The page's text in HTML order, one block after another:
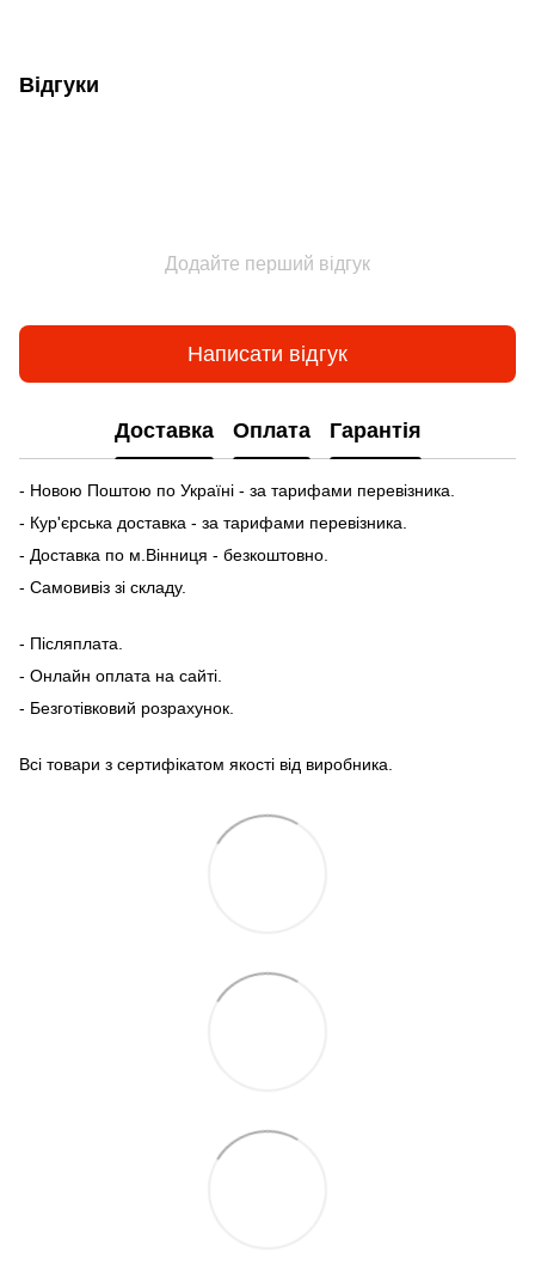
Відгуки
Додайте перший відгук
Написати відгук
Доставка Оплата Гарантія
- Новою Поштою по Україні - за тарифами перевізника.
- Кур'єрська доставка - за тарифами перевізника.
- Доставка по м.Вінниця - безкоштовно.
- Самовивіз зі складу.
- Післяплата.
- Онлайн оплата на сайті.
- Безготівковий розрахунок.
Всі товари з сертифікатом якості від виробника.